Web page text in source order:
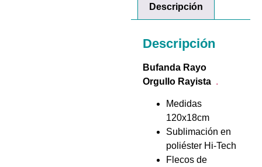
Descripción
Descripción
Bufanda Rayo
Orgullo Rayista .
Medidas
120x18cm
Sublimación en
poliéster Hi-Tech
Flecos de